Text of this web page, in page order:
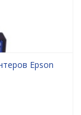
Epson